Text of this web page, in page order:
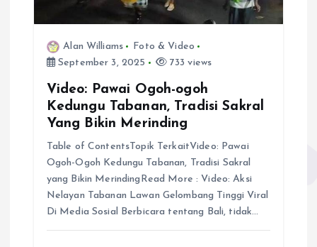
Alan Williams
Foto & Video
September 3, 2025
733 views
Video: Pawai Ogoh-ogoh
Kedungu Tabanan, Tradisi Sakral
Yang Bikin Merinding
Table of ContentsTopik TerkaitVideo: Pawai
Ogoh-Ogoh Kedungu Tabanan, Tradisi Sakral
yang Bikin MerindingRead More : Video: Aksi
Nelayan Tabanan Lawan Gelombang Tinggi Viral
Di Media Sosial Berbicara tentang Bali, tidak…